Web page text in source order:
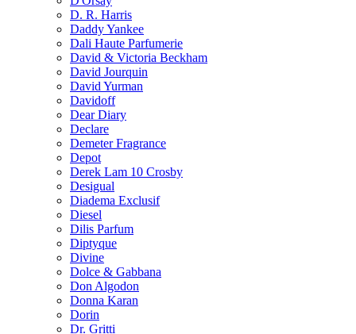
D. R. Harris
Daddy Yankee
Dali Haute Parfumerie
David & Victoria Beckham
David Jourquin
David Yurman
Davidoff
Dear Diary
Declare
Demeter Fragrance
Depot
Derek Lam 10 Crosby
Desigual
Diadema Exclusif
Diesel
Dilis Parfum
Diptyque
Divine
Dolce & Gabbana
Don Algodon
Donna Karan
Dorin
Dr. Gritti